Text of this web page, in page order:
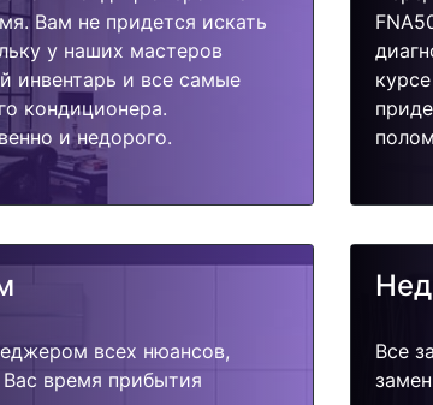
Вам не придется искать
у наших мастеров
инвентарь и все самые
кондиционера.
и недорого.
всех нюансов,
время прибытия
Все